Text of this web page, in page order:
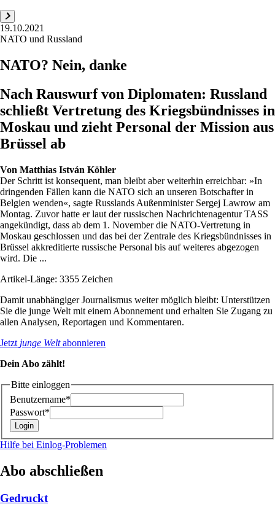
19.10.2021
NATO und Russland
NATO? Nein, danke
Nach Rauswurf von Diplomaten: Russland
schließt Vertretung des Kriegsbündnisses in
Moskau und zieht Personal der Mission aus
Brüssel ab
Von Matthias István Köhler
Der Schritt ist konsequent, man bleibt aber weiterhin erreichbar: »In
dringenden Fällen kann die NATO sich an unseren Botschafter in
Belgien wenden«, sagte Russlands Außenminister Sergej Lawrow am
Montag. Zuvor hatte er laut der russischen Nachrichtenagentur TASS
angekündigt, dass ab dem 1. November die NATO-Vertretung in
Moskau geschlossen und das bei der Zentrale des Kriegsbündnisses in
Brüssel akkreditierte russische Personal bis auf weiteres abgezogen
wird. Die ...
Artikel-Länge: 3355 Zeichen
Damit unabhängiger Journalismus weiter möglich bleibt: Unterstützen
Sie die junge Welt mit einem Abonnement und erhalten Sie Zugang zu
allen Analysen, Reportagen und Kommentaren.
Jetzt junge Weltabonnieren
Dein Abo zählt!
Bitte einloggen
Benutzername*
Passwort*
Hilfe bei Einlog-Problemen
Abo abschließen
Gedruckt